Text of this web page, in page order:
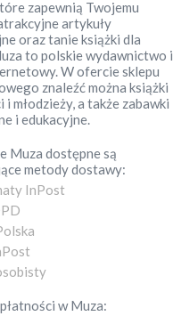
zapewnią Twojemu
artykuły
oraz tanie książki dla
to polskie wydawnictwo i
W ofercie sklepu
znaleźć można książki
i młodzieży, a także zabawki
i edukacyjne.
Muza dostępne są
metody dostawy:
InPost
wMuza: